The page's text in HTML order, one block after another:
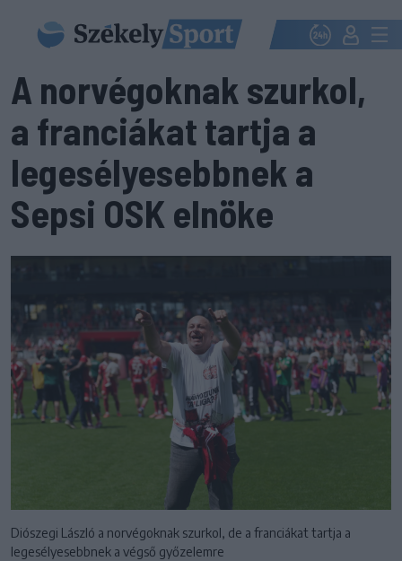
A norvégoknak szurkol,
a franciákat tartja a
legesélyesebbnek a
Sepsi OSK elnöke
Diószegi László a norvégoknak szurkol, de a franciákat tartja a
legesélyesebbnek a végső győzelemre